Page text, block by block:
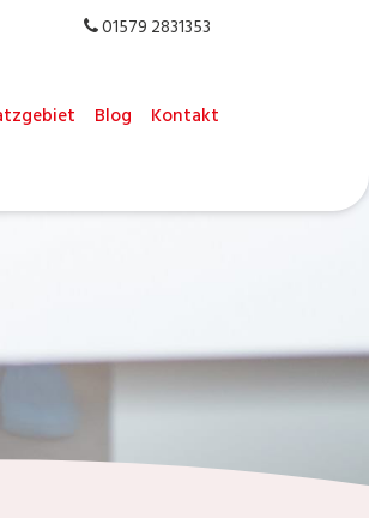
01579 2831353
Blog Kontakt